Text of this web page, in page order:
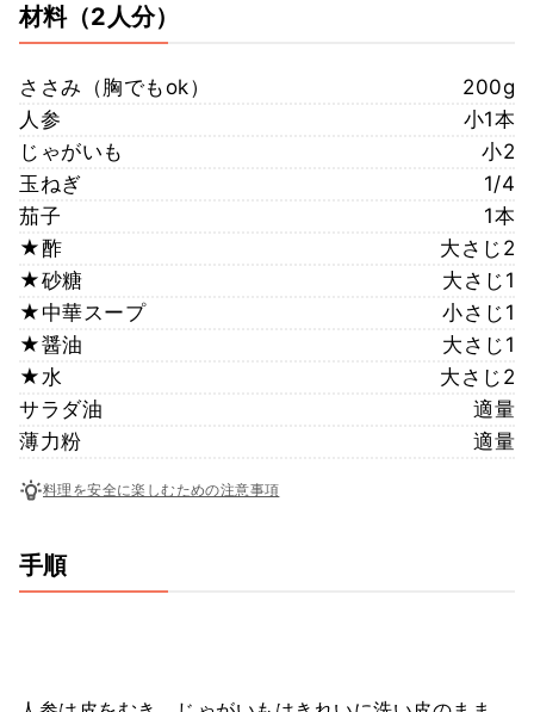
材料（2人分）
ささみ（胸でもok）
200g
人参
小1本
じゃがいも
小2
玉ねぎ
1/4
茄子
1本
★酢
大さじ2
★砂糖
大さじ1
★中華スープ
小さじ1
★醤油
大さじ1
★水
大さじ2
サラダ油
適量
薄力粉
適量
料理を安全に楽しむための注意事項
手順